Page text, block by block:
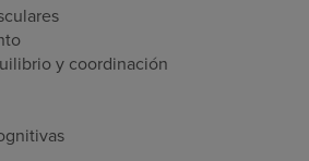
y coordinación